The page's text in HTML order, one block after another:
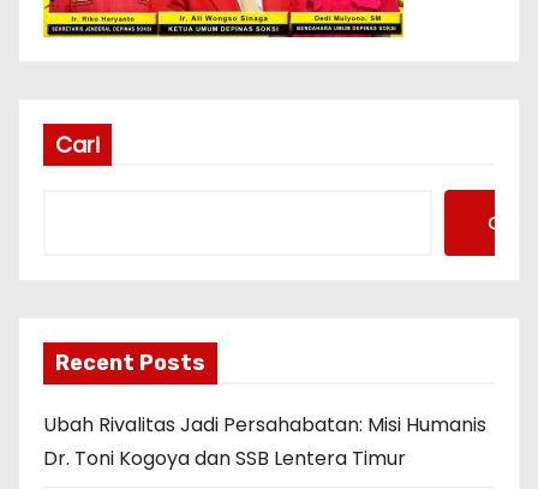
Cari
Cari
Recent Posts
Ubah Rivalitas Jadi Persahabatan: Misi Humanis
Dr. Toni Kogoya dan SSB Lentera Timur